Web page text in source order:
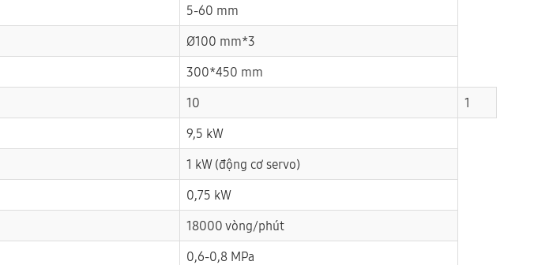
5-60 mm
Ø100 mm*3
300*450 mm
10
1
9,5 kW
1 kW (động cơ servo)
0,75 kW
18000 vòng/phút
0,6-0,8 MPa